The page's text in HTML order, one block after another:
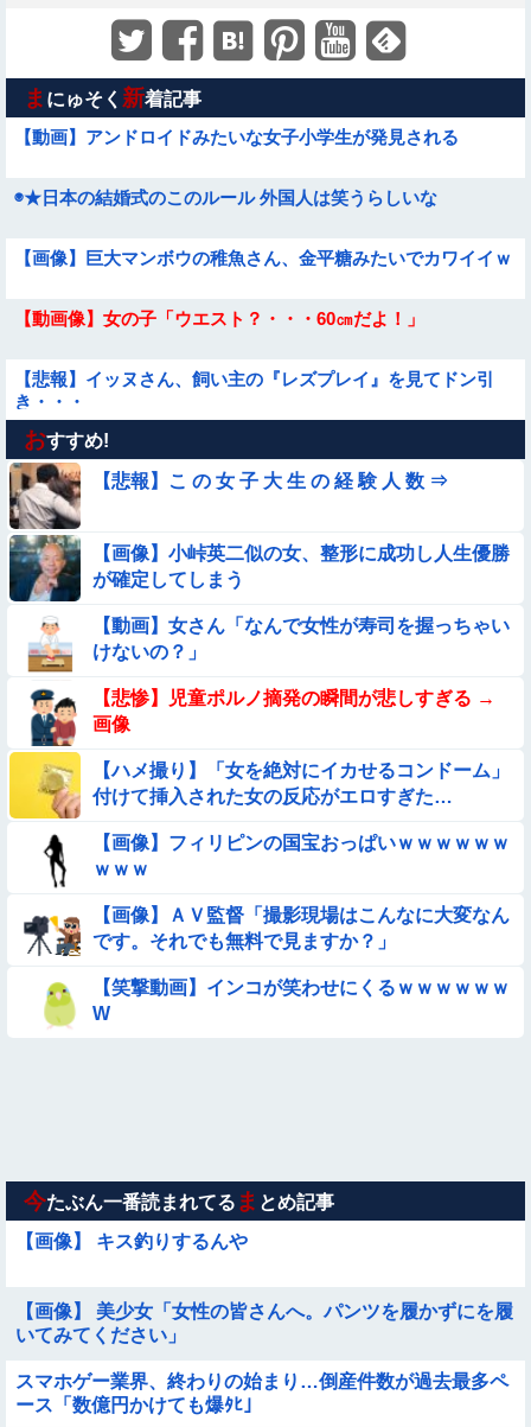
ま にゅそく 新着記事
【動画】アンドロイドみたいな女子小学生が発見される
◉★日本の結婚式のこのルール 外国人は笑うらしいな
【画像】巨大マンボウの稚魚さん、金平糖みたいでカワイイｗ
【動画像】女の子「ウエスト？・・・60㎝だよ！」
【悲報】イッヌさん、飼い主の『レズプレイ』を見てドン引
き・・・
【動画】デブの喧嘩 ガチでヤバい……
★★昨晩、久しぶりに嫁とセックスしたんだが・・・
【動画】力士さん、ボクサーをボコってしまう
【動画】ピザ屋のバイト女、クッソせこい『ツマミ食い』をし
て炎上
ろ！飛ぶぞ」
【動画あり】ボーイッシュ美少女「どうしたん？おっぱい揉
む？❤」
【悩み相談】昭和の高1女子さん、夏の体験談ｗｗｗｗｗｗｗ
ｗ
★★同格のように語られてるけど実際は『雲泥の差』があるも
のと言えば？
【画像】新人AV女優さん、ジブリキャラのコスプレでチンポ
を硬めてくるｗｗｗｗｗｗｗ
【参考画像】脱がしたら『残念オッパイ』を褒める時の模範解
するｗｗｗｗｗｗｗ
おすすめ!
【悲報】こ の 女 子 大 生 の 経 験 人 数 ⇒
【画像】小峠英二似の女、整形に成功し人生優勝
が確定してしまう
【動画】女さん「なんで女性が寿司を握っちゃい
けないの？」
【悲惨】児童ポルノ摘発の瞬間が悲しすぎる →
画像
【ハメ撮り】「女を絶対にイカせるコンドーム」
付けて挿入された女の反応がエロすぎた…
【画像】フィリピンの国宝おっぱいｗｗｗｗｗｗ
ｗｗｗ
【画像】ＡＶ監督「撮影現場はこんなに大変なん
です。それでも無料で見ますか？」
【笑撃動画】インコが笑わせにくるｗｗｗｗｗｗ
W
今たぶん一番読まれてる ま とめ記事
【画像】 キス釣りするんや
【画像】 美少女「女性の皆さんへ。パンツを履かずにを履
いてみてください」
スマホゲー業界、終わりの始まり…倒産件数が過去最多ペ
ース「数億円かけても爆ﾀﾋ」